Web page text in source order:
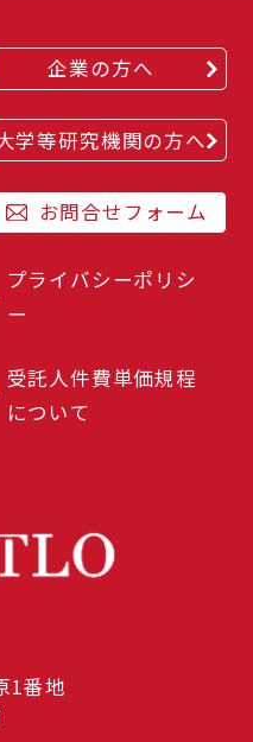
企業の方へ
学等研究機関の方へ
お問合せフォーム
プライバシーポリシ
ー
受託人件費単価規程
について
1番地